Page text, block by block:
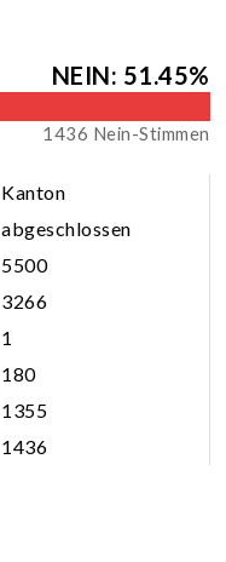
NEIN: 51.45%
1436 Nein-Stimmen
Kanton
abgeschlossen
5500
3266
1
180
1355
1436